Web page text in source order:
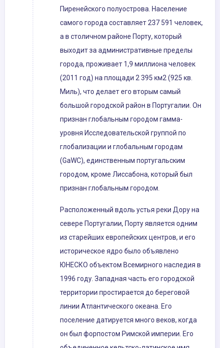
Пиренейского полуострова. Население
самого города составляет 237 591 человек,
а в столичном районе Порту, который
выходит за административные пределы
города, проживает 1,9 миллиона человек
(2011 год) на площади 2 395 км2 (925 кв.
Миль), что делает его вторым самый
большой городской район в Португалии. Он
признан глобальным городом гамма-
уровня Исследовательской группой по
глобализации и глобальным городам
(GaWC), единственным португальским
городом, кроме Лиссабона, который был
признан глобальным городом.
Расположенный вдоль устья реки Дору на
севере Португалии, Порту является одним
из старейших европейских центров, и его
историческое ядро ​​было объявлено
ЮНЕСКО объектом Всемирного наследия в
1996 году. Западная часть его городской
территории простирается до береговой
линии Атлантического океана. Его
поселение датируется много веков, когда
он был форпостом Римской империи. Его